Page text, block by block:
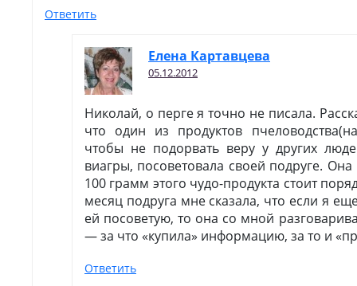
Ответить
Елена Картавцева
05.12.2012
Николай, о перге я точно не писала.
что один из продуктов
чтобы не подорвать веру у других
виагры, посоветовала своей подруге.
100 грамм этого чудо-продукта стоит
месяц подруга мне сказала, что если я
ей посоветую, то она со мной
— за что «купила» информацию, за то и
Ответить